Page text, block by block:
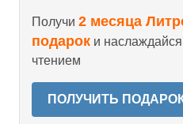
Получи 2 месяца
подарок и
чтением
ПОЛУЧИТЬ